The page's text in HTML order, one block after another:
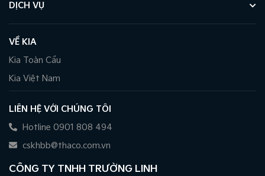
DỊCH VỤ
VỀ KIA
Kia Toàn Cầu
Kia Việt Nam
LIÊN HỆ VỚI CHÚNG TÔI
Hotline 0901 808 494
cskhbb@thaco.com.vn
CÔNG TY TNHH TRƯỜNG LINH